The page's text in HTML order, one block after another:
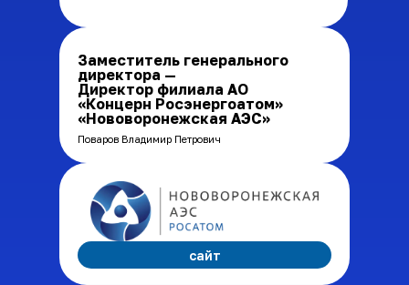
Заместитель генерального
директора —
Директор филиала АО
«Концерн Росэнергоатом»
«Нововоронежская АЭС»
Поваров Владимир Петрович
сайт